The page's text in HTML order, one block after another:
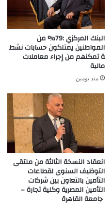
البنك المركزي :79% من
المواطنين يمتلكون حسابات نشط
ة تمكنهم من إجراء معاملات
مالية
منذ يومين
انعقاد النسخة الثالثة من ملتقى
التوظيف السنوى لقطاعات
التأمين بالتعاون بين شركات
التأمين المصرية وكلية تجارة –
جامعة القاهرة